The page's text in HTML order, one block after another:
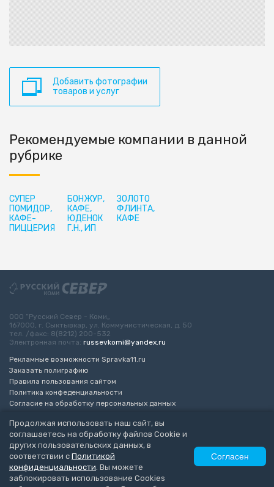
Добавить фотографии
товаров и услуг
Рекомендуемые компании в данной
рубрике
СУПЕР
ПОМИДОР,
КАФЕ-
ПИЦЦЕРИЯ
БОНЖУР,
КАФЕ,
ЮДЕНОК
Г.Н., ИП
ЗОЛОТО
ФЛИНТА,
КАФЕ
Продолжая использовать наш сайт, вы
соглашаетесь на обработку файлов Cookie и
других пользовательских данных, в
соответствии с Политикой
конфиденциальности. Вы можете
заблокировать использование Cookies
Согласен
ООО “Русский Север - Коми„
167000, г. Сыктывкар, ул. Коммунистическая, д. 50
тел. /факс: 8(8212) 200-532
Электронная почта: russevkomi@yandex.ru
Рекламные возможности Spravka11.ru
Заказать полиграфию
Правила пользования сайтом
Политика конфеденциальности
Согласие на обработку персональных данных
Разработка сайта“ЭкспертБизнесГрупп”
© 2010-2026 Русский Север - Коми